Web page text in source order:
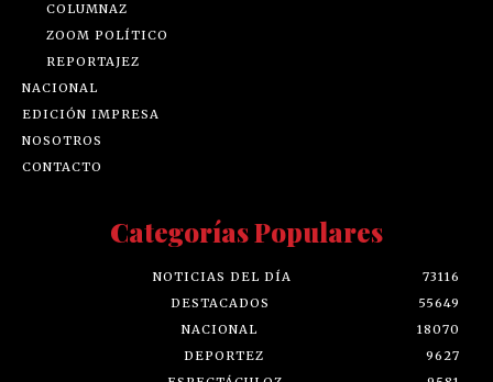
COLUMNAZ
ZOOM POLÍTICO
REPORTAJEZ
NACIONAL
EDICIÓN IMPRESA
NOSOTROS
CONTACTO
Categorías Populares
NOTICIAS DEL DÍA
73116
DESTACADOS
55649
NACIONAL
18070
DEPORTEZ
9627